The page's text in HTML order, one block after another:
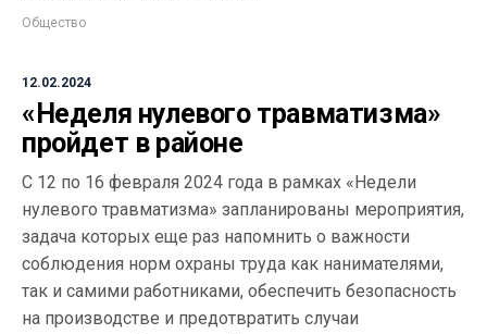
Общество
12.02.2024
«Неделя нулевого травматизма»
пройдет в районе
С 12 по 16 февраля 2024 года в рамках «Недели
нулевого травматизма» запланированы мероприятия,
задача которых еще раз напомнить о важности
соблюдения норм охраны труда как нанимателями,
так и самими работниками, обеспечить безопасность
на производстве и предотвратить случаи